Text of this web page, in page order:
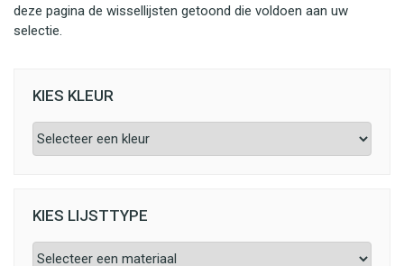
deze pagina de wissellijsten getoond die voldoen aan uw
selectie.
KIES KLEUR
KIES LIJSTTYPE